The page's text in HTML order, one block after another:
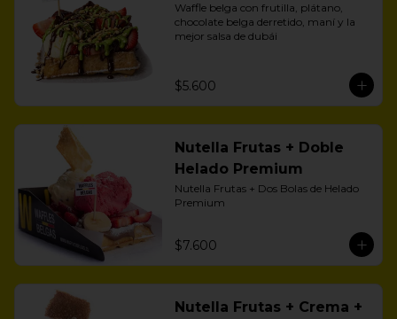
Waffle belga con frutilla, plátano,
chocolate belga derretido, maní y la
mejor salsa de dubái
$5.600
Nutella Frutas + Doble
Helado Premium
Nutella Frutas + Dos Bolas de Helado
Premium
$7.600
Nutella Frutas + Crema +